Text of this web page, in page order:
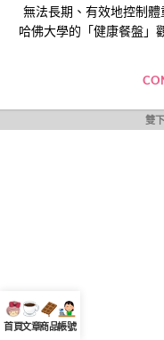
無法長期、有效地控制
哈佛大學的「健康餐盤」
雙
首頁文章商品帳號